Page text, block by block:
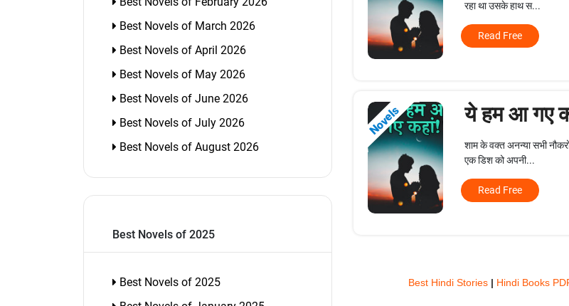
Best Novels of March 2026
Best Novels of April 2026
Best Novels of May 2026
Best Novels of June 2026
Best Novels of July 2026
Best Novels of August 2026
Best Novels of 2025
Best Novels of 2025
रहा था उसके हाथ स...
Read Free
Novels ये हम आ गए
शाम के वक्त अनन्या सभी
एक डिश को अपनी...
Read Free
Best Hindi Stories | Hindi Books